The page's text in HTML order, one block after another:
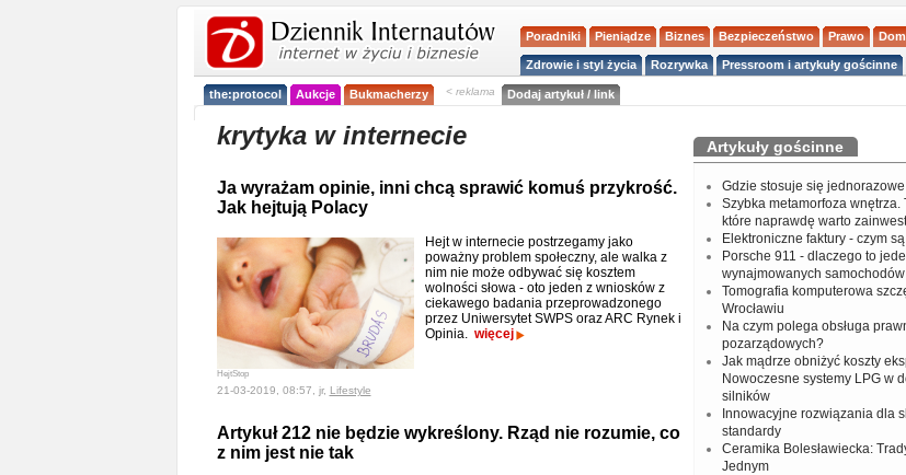
Poradniki Pieniądze Biznes Bezpieczeństwo Prawo Dom
Zdrowie i styl życia Rozrywka Pressroom i artykuły gościnne
the:protocol Aukcje Bukmacherzy < reklama Dodaj artykuł / link
krytyka w internecie
Ja wyrażam opinie, inni chcą sprawić komuś przykrość.
Jak hejtują Polacy
HejtStop
Hejt w internecie postrzegamy jako
poważny problem społeczny, ale walka z
nim nie może odbywać się kosztem
wolności słowa - oto jeden z wniosków z
ciekawego badania przeprowadzonego
przez Uniwersytet SWPS oraz ARC Rynek i
Opinia. więcej
21-03-2019, 08:57, jr, Lifestyle
Artykuł 212 nie będzie wykreślony. Rząd nie rozumie, co
z nim jest nie tak
Artykuły gościnne
Gdzie stosuje się
Szybka metamorfoza wnętrza.
które naprawdę warto
Elektroniczne faktury - czym
Porsche 911 - dlaczego to
wynajmowanych
Tomografia komputerowa
Wrocławiu
Na czym polega obsługa
pozarządowych?
Jak mądrze obniżyć koszty
Nowoczesne systemy LPG w
silników
Innowacyjne rozwiązania dla
standardy
Ceramika Bolesławiecka:
Jednym